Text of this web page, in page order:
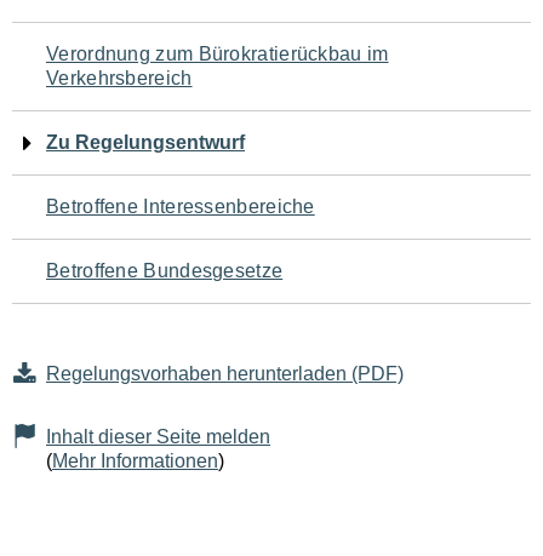
Navigation
für
den
Seiteninhalt
Verordnung zum Bürokratierückbau im
Verkehrsbereich
Zu Regelungsentwurf
Betroffene Interessenbereiche
Betroffene Bundesgesetze
Regelungsvorhaben herunterladen (PDF)
Inhalt dieser Seite melden
(Mehr Informationen)